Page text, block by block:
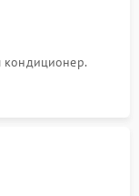
кондиционер.